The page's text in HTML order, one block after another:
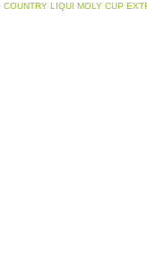
COUNTRY LIQUI MOLY CUP